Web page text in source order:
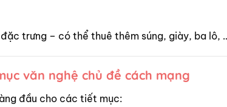
trưng – có thể thuê thêm súng, giày, ba lô,
văn nghệ chủ đề cách mạng
đầu cho các tiết mục: